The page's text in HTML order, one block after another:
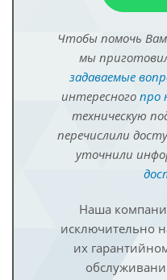
Чтобы помочь
мы
задаваемые
интересного про
техническую
перечислили
уточнили
Наша
исключительно
их